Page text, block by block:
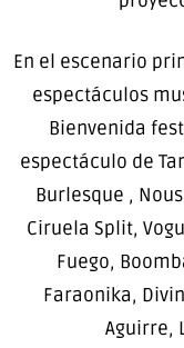
En el escenario
espectáculos
Bienvenida
espectáculo de
Burlesque ,
Ciruela Split,
Fuego,
Faraonika,
Aguirre,